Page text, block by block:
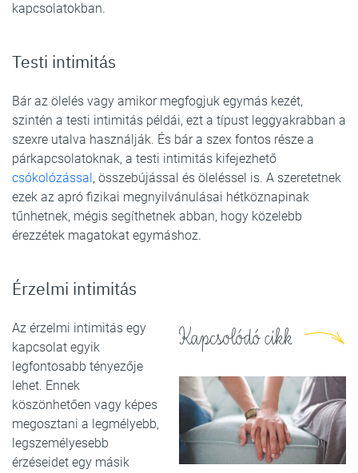
kapcsolatokban.
Testi intimitás
Bár az ölelés vagy amikor megfogjuk egymás kezét,
szintén a testi intimitás példái, ezt a típust leggyakrabban a
szexre utalva használják. És bár a szex fontos része a
párkapcsolatoknak, a testi intimitás kifejezhető
csókolózással , összebújással és öleléssel is. A szeretetnek
ezek az apró fizikai megnyilvánulásai hétköznapinak
tűnhetnek, mégis segíthetnek abban, hogy közelebb
érezzétek magatokat egymáshoz.
Érzelmi intimitás
Kapcsolódó cikk
Az érzelmi intimitás egy
kapcsolat egyik
legfontosabb tényezője
lehet. Ennek
köszönhetően vagy képes
megosztani a legmélyebb,
legszemélyesebb
érzéseidet egy másik